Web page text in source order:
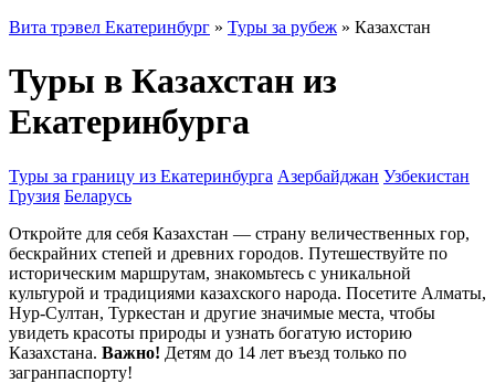
Вита трэвел Екатеринбург » Туры за рубеж » Казахстан
Туры в Казахстан из
Екатеринбурга
Туры за границу из Екатеринбурга Азербайджан Узбекистан
Грузия Беларусь
Откройте для себя Казахстан — страну величественных гор,
бескрайних степей и древних городов. Путешествуйте по
историческим маршрутам, знакомьтесь с уникальной
культурой и традициями казахского народа. Посетите Алматы,
Нур-Султан, Туркестан и другие значимые места, чтобы
увидеть красоты природы и узнать богатую историю
Казахстана. Важно! Детям до 14 лет въезд только по
загранпаспорту!